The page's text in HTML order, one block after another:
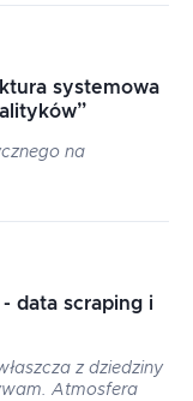
systemowa
”
na
- data scraping i
z dziedziny
Atmosfera